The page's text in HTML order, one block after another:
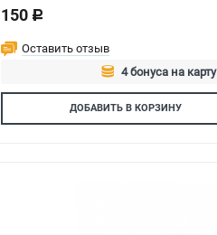
150 c
Оставить отзыв
4 бонуса на карту
Авторизуйтесь
ДОБАВИТЬ В КОРЗИНУ